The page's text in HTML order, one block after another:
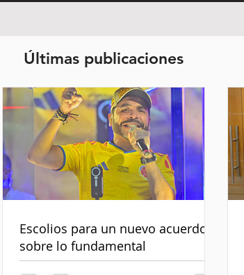
Últimas publicaciones
Escolios para un nuevo acuerdo
sobre lo fundamental